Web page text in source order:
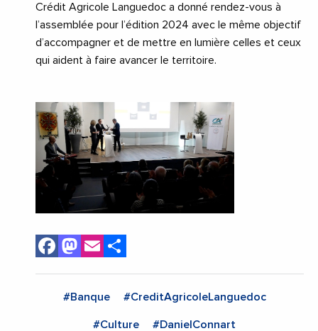
Crédit Agricole Languedoc a donné rendez-vous à
l’assemblée pour l’édition 2024 avec le même objectif
d’accompagner et de mettre en lumière celles et ceux
qui aident à faire avancer le territoire.
Facebook
Mastodon
Email
#Banque #CreditAgricoleLanguedoc
#Culture #DanielConnart